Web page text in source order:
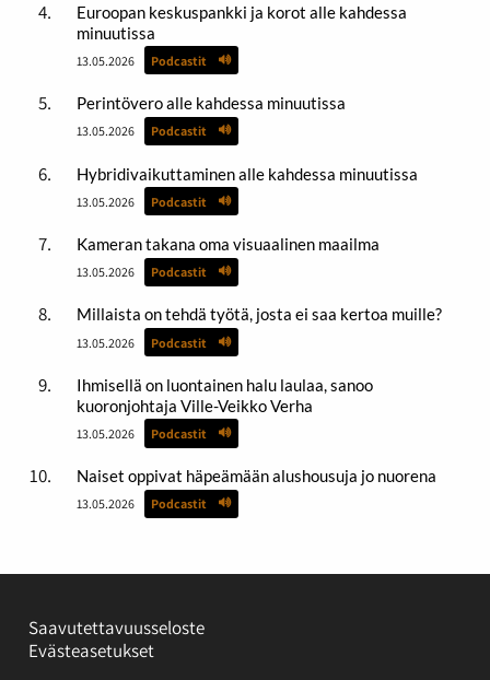
Euroopan keskuspankki ja korot alle kahdessa
minuutissa
13.05.2026 Podcastit
Perintövero alle kahdessa minuutissa
13.05.2026 Podcastit
Hybridivaikuttaminen alle kahdessa minuutissa
13.05.2026 Podcastit
Kameran takana oma visuaalinen maailma
13.05.2026 Podcastit
Millaista on tehdä työtä, josta ei saa kertoa muille?
13.05.2026 Podcastit
Ihmisellä on luontainen halu laulaa, sanoo
kuoronjohtaja Ville-Veikko Verha
13.05.2026 Podcastit
Naiset oppivat häpeämään alushousuja jo nuorena
13.05.2026 Podcastit
Saavutettavuusseloste
Evästeasetukset